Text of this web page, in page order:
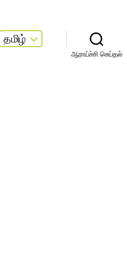
தமிழ்
ஆராய்ச்சி செய்தல்